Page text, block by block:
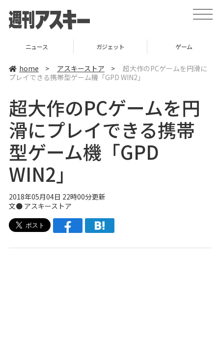
t
o
v
ニュース ガジェット ゲーム
home > アスキーストア >
超大作のPCゲームを円滑に
プレイできる携帯型ゲーム機「GPD WIN2」
超大作のPCゲームを円
滑にプレイできる携帯
型ゲーム機「GPD
WIN2」
2018年05月04日 22時00分更新
文● アスキーストア